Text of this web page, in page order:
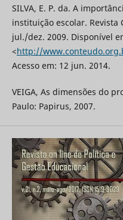
SILVA, E. P. da. A
instituição escolar. Revista
jul./dez. 2009. Disponível
<http://
Acesso em: 12 jun. 2014.
VEIGA, As dimensões do
Paulo: Papirus, 2007.